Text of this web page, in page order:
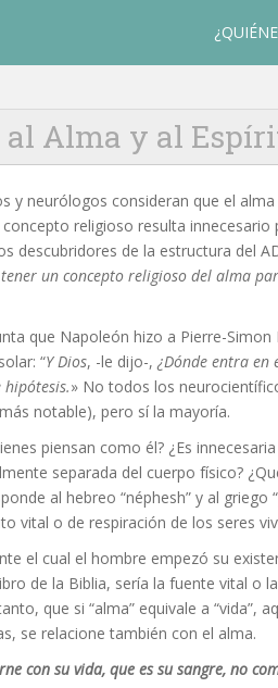
al Alma y al
y neurólogos consideran que el
religioso resulta innecesario
descubridores de la estructura del
un concepto religioso del alma
que Napoleón hizo a Pierre-
“Y Dios, -le dijo-, ¿Dónde entra en
hipótesis.» No todos los
notable), pero sí la mayoría.
piensan como él? ¿Es
separada del cuerpo físico?
al hebreo “néphesh” y al
vital o de respiración de los seres
el cual el hombre empezó su
de la Biblia, sería la fuente vital o
que si “alma” equivale a “vida”,
se relacione también con el alma.
con su vida, que es su sangre, no